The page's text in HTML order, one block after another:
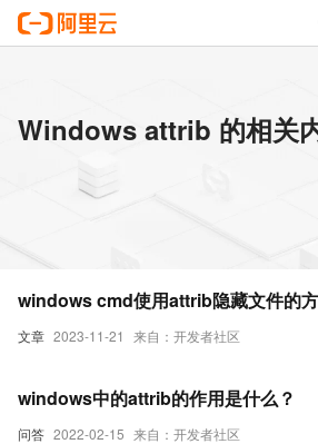
Windows attrib 的相关
文章 2023-11-21 来自：开发者社区
windows cmd使用attrib隐藏文件的
问答 2022-02-15 来自：开发者社区
windows中的attrib的作用是什么？